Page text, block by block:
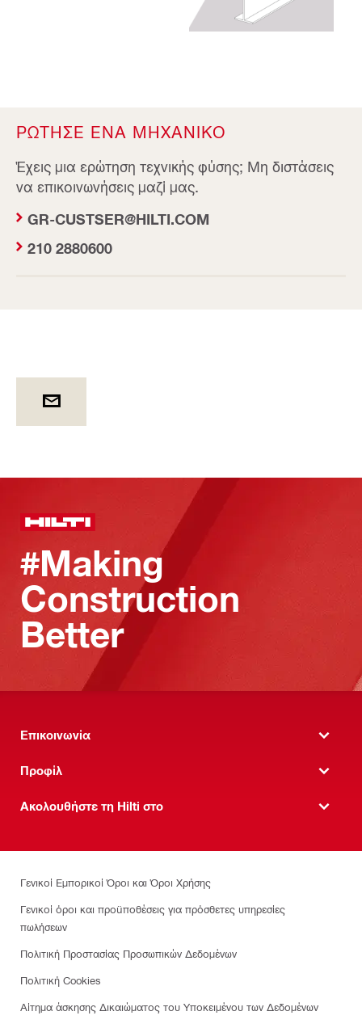
ΡΩΤΗΣΕ ΕΝΑ ΜΗΧΑΝΙΚΟ
Έχεις μια ερώτηση τεχνικής φύσης; Μη διστάσεις
να επικοινωνήσεις μαζί μας.
GR-CUSTSER@HILTI.COM
210 2880600
#Making
Construction
Better
Επικοινωνία
Προφίλ
Ακολουθήστε τη Hilti στο
Γενικοί Εμπορικοί Όροι και Όροι Χρήσης
Γενικοί όροι και προϋποθέσεις για πρόσθετες υπηρεσίες
πωλήσεων
Πολιτική Προστασίας Προσωπικών Δεδομένων
Πολιτική Cookies
Αίτημα άσκησης Δικαιώματος του Υποκειμένου των Δεδομένων